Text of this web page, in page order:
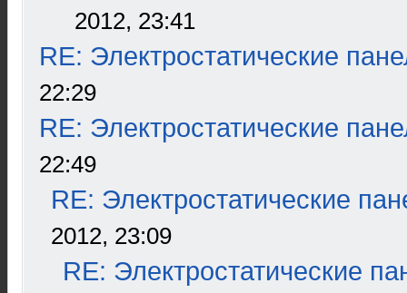
2012, 23:41
RE: Электростатические
22:29
RE: Электростатические
22:49
RE: Электростатические
2012, 23:09
RE: Электростатические